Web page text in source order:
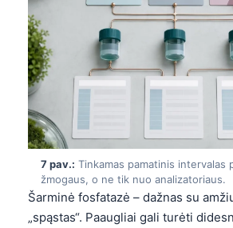
7 pav.: Tinkamas pamatinis intervalas
žmogaus, o ne tik nuo analizatoriaus.
Šarminė fosfatazė – dažnas su
„spąstas“. Paaugliai gali turėti
فارسی
Български
Dansk
Nederlands
हिन्दी
Bahasa Indonesia
Հայերեն
Íslenska
Српски језик